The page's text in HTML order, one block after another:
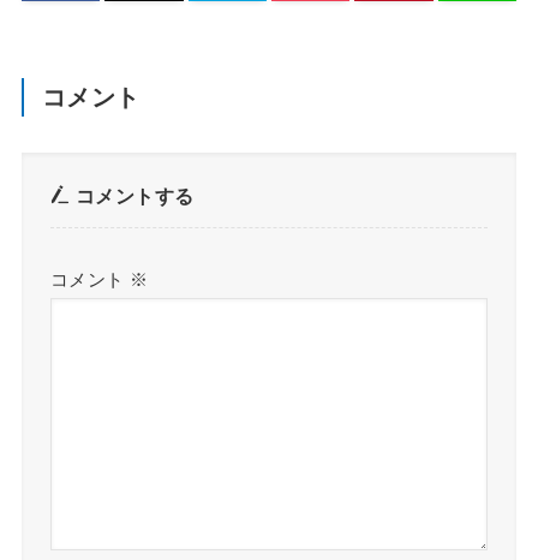
コメント
コメントする
コメント ※